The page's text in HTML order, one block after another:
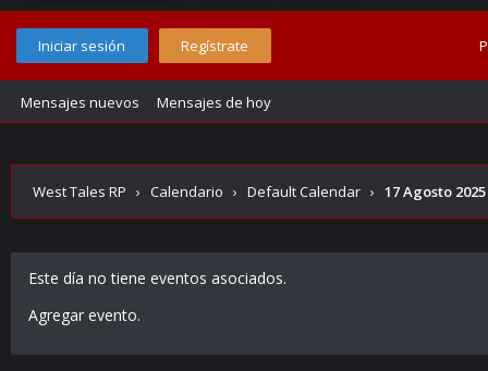
Iniciar sesión Regístrate
Mensajes nuevos Mensajes de hoy
West Tales RP › Calendario › Default Calendar › 17 Agosto 2025
Este día no tiene eventos asociados.
Agregar evento.